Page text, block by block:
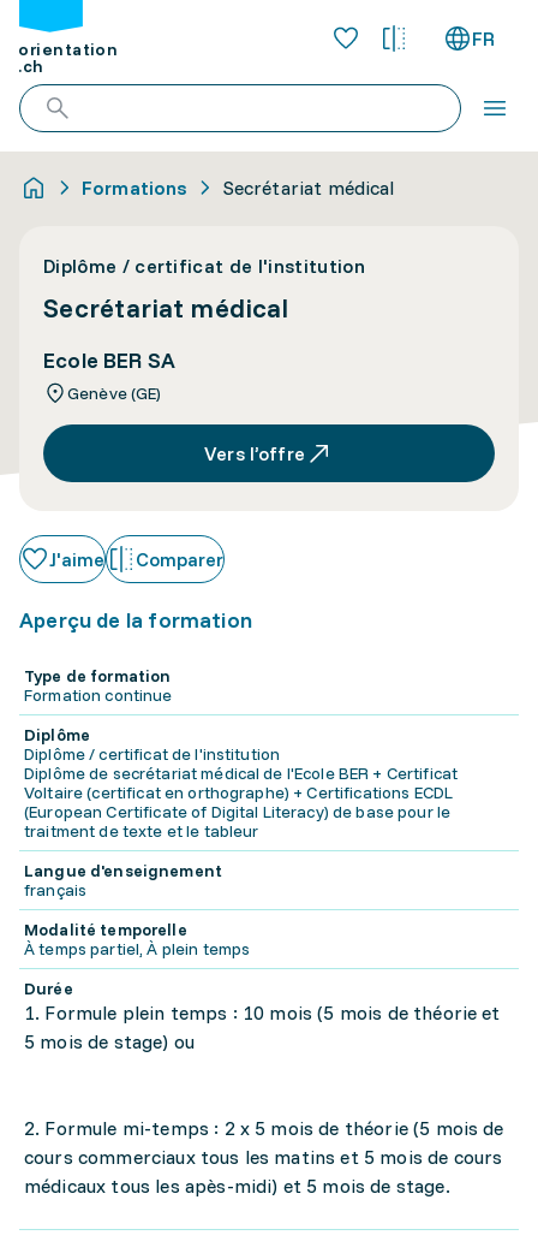
orientation
.ch
FR
Formations Secrétariat médical
Diplôme / certificat de l'institution
Secrétariat médical
Ecole BER SA
Genève (GE)
Vers l’offre
J'aime Comparer
Aperçu de la formation
Type de formation
Formation continue
Diplôme
Diplôme / certificat de l'institution
Diplôme de secrétariat médical de l'Ecole BER + Certificat
Voltaire (certificat en orthographe) + Certifications ECDL
(European Certificate of Digital Literacy) de base pour le
traitment de texte et le tableur
Langue d'enseignement
français
Modalité temporelle
À temps partiel, À plein temps
Durée
1. Formule plein temps : 10 mois (5 mois de théorie et
5 mois de stage) ou
2. Formule mi-temps : 2 x 5 mois de théorie (5 mois de
cours commerciaux tous les matins et 5 mois de cours
médicaux tous les apès-midi) et 5 mois de stage.